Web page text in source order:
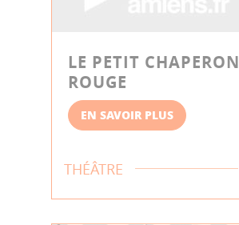
LE PETIT CHAPERON
ROUGE
EN SAVOIR PLUS
THÉÂTRE